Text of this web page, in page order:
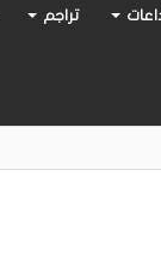
تراجم
تغوص في هشاشة